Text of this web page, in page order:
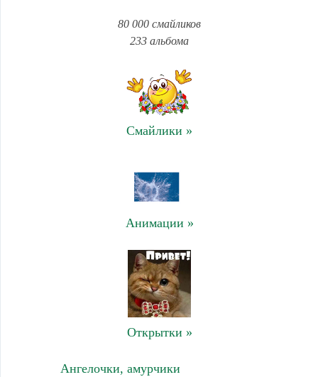
80 000 смайликов
233 альбома
Смайлики »
Анимации »
Открытки »
Ангелочки, амурчики